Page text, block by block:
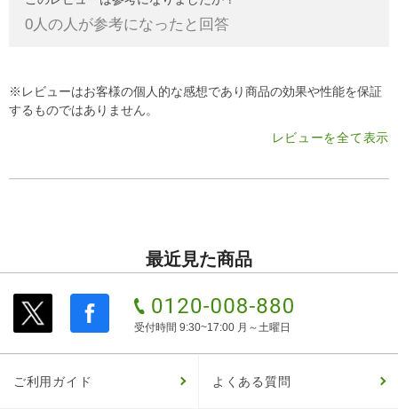
0 人の人が参考になったと回答
※レビューはお客様の個人的な感想であり商品の効果や性能を保証
するものではありません。
レビューを全て表示
最近見た商品
受付時間 9:30~17:00 月～土曜日
ご利用ガイド よくある質問